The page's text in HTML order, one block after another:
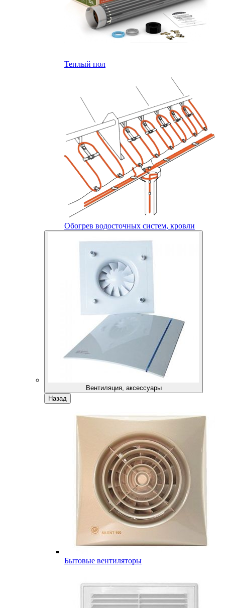
Теплый пол
Обогрев водосточных систем, кровли
Вентиляция, аксессуары
Назад
Бытовые вентиляторы